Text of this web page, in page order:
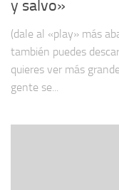
y salvo»
(dale al «play» más
también puedes
quieres ver más
gente se...